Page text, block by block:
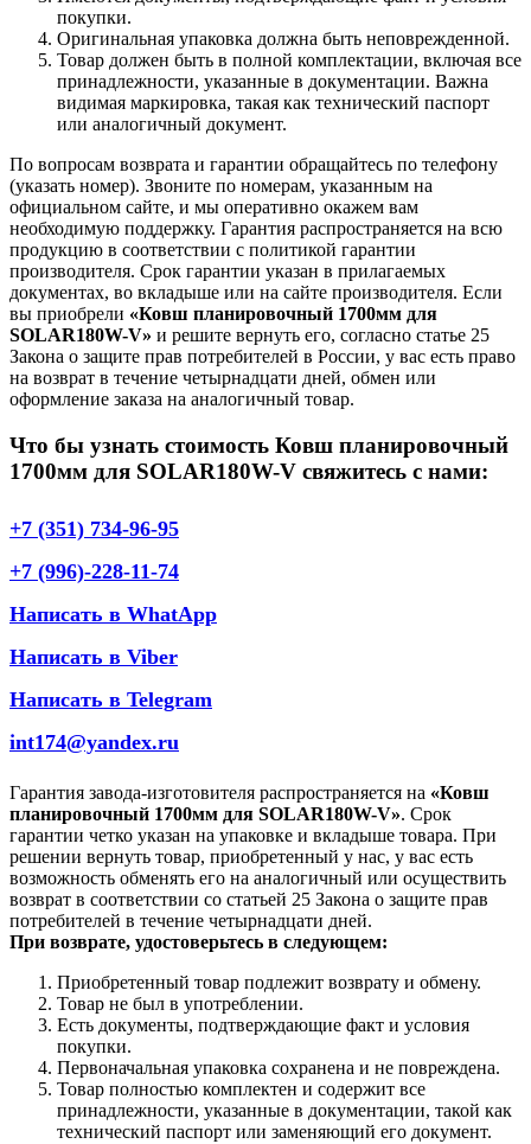
покупки.
Оригинальная упаковка должна быть неповрежденной.
Товар должен быть в полной комплектации, включая все
принадлежности, указанные в документации. Важна
видимая маркировка, такая как технический паспорт
или аналогичный документ.
По вопросам возврата и гарантии обращайтесь по телефону
(указать номер). Звоните по номерам, указанным на
официальном сайте, и мы оперативно окажем вам
необходимую поддержку. Гарантия распространяется на всю
продукцию в соответствии с политикой гарантии
производителя. Срок гарантии указан в прилагаемых
документах, во вкладыше или на сайте производителя. Если
вы приобрели «Ковш планировочный 1700мм для
SOLAR180W-V» и решите вернуть его, согласно статье 25
Закона о защите прав потребителей в России, у вас есть право
на возврат в течение четырнадцати дней, обмен или
оформление заказа на аналогичный товар.
Что бы узнать стоимость Ковш планировочный
1700мм для SOLAR180W-V свяжитесь с нами:
+7 (351) 734-96-95
+7 (996)-228-11-74
Написать в WhatApp
Написать в Viber
Написать в Telegram
int174@yandex.ru
Гарантия завода-изготовителя распространяется на «Ковш
планировочный 1700мм для SOLAR180W-V». Срок
гарантии четко указан на упаковке и вкладыше товара. При
решении вернуть товар, приобретенный у нас, у вас есть
возможность обменять его на аналогичный или осуществить
возврат в соответствии со статьей 25 Закона о защите прав
потребителей в течение четырнадцати дней.
При возврате, удостоверьтесь в следующем:
Приобретенный товар подлежит возврату и обмену.
Товар не был в употреблении.
Есть документы, подтверждающие факт и условия
покупки.
Первоначальная упаковка сохранена и не повреждена.
Товар полностью комплектен и содержит все
принадлежности, указанные в документации, такой как
технический паспорт или заменяющий его документ.